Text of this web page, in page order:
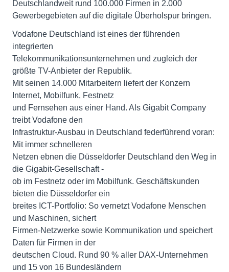
Deutschlandweit rund 100.000 Firmen in 2.000
Gewerbegebieten auf die digitale Überholspur bringen.
Vodafone Deutschland ist eines der führenden
integrierten
Telekommunikationsunternehmen und zugleich der
größte TV-Anbieter der Republik.
Mit seinen 14.000 Mitarbeitern liefert der Konzern
Internet, Mobilfunk, Festnetz
und Fernsehen aus einer Hand. Als Gigabit Company
treibt Vodafone den
Infrastruktur-Ausbau in Deutschland federführend voran:
Mit immer schnelleren
Netzen ebnen die Düsseldorfer Deutschland den Weg in
die Gigabit-Gesellschaft -
ob im Festnetz oder im Mobilfunk. Geschäftskunden
bieten die Düsseldorfer ein
breites ICT-Portfolio: So vernetzt Vodafone Menschen
und Maschinen, sichert
Firmen-Netzwerke sowie Kommunikation und speichert
Daten für Firmen in der
deutschen Cloud. Rund 90 % aller DAX-Unternehmen
und 15 von 16 Bundesländern